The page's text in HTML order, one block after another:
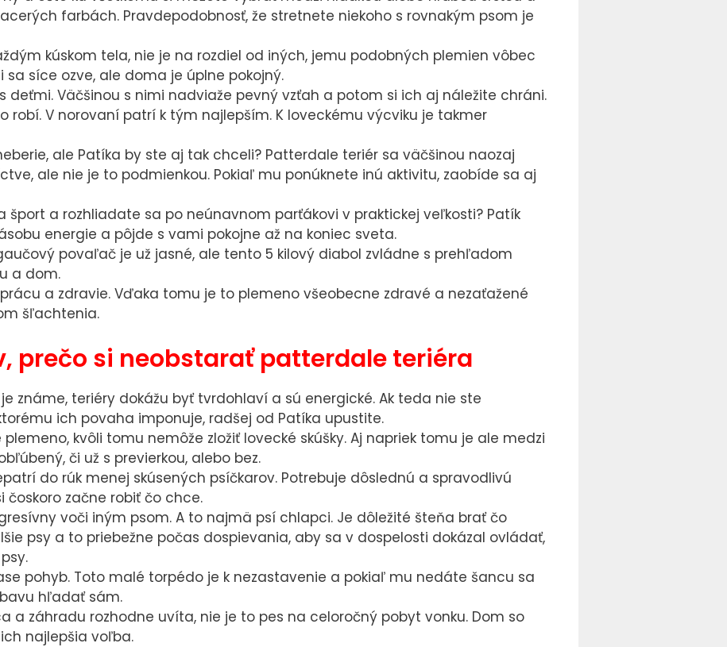
farbách. Pravdepodobnosť, že stretnete niekoho s rovnakým psom je
kúskom tela, nie je na rozdiel od iných, jemu podobných plemien vôbec
sa síce ozve, ale doma je úplne pokojný.
deťmi. Väčšinou s nimi nadviaže pevný vzťah a potom si ich aj náležite chráni.
robí. V norovaní patrí k tým najlepším. K loveckému výcviku je takmer
ale Patíka by ste aj tak chceli? Patterdale teriér sa väčšinou naozaj
ale nie je to podmienkou. Pokiaľ mu ponúknete inú aktivitu, zaobíde sa aj
šport a rozhliadate sa po neúnavnom parťákovi v praktickej veľkosti? Patík
energie a pôjde s vami pokojne až na koniec sveta.
povaľač je už jasné, ale tento 5 kilový diabol zvládne s prehľadom
a dom.
a zdravie. Vďaka tomu je to plemeno všeobecne zdravé a nezaťažené
šľachtenia.
prečo si neobstarať patterdale teriéra
známe, teriéry dokážu byť tvrdohlaví a sú energické. Ak teda nie ste
ich povaha imponuje, radšej od Patíka upustite.
kvôli tomu nemôže zložiť lovecké skúšky. Aj napriek tomu je ale medzi
či už s previerkou, alebo bez.
do rúk menej skúsených psíčkarov. Potrebuje dôslednú a spravodlivú
čoskoro začne robiť čo chce.
voči iným psom. A to najmä psí chlapci. Je dôležité šteňa brať čo
psy a to priebežne počas dospievania, aby sa v dospelosti dokázal ovládať,
pohyb. Toto malé torpédo je k nezastavenie a pokiaľ mu nedáte šancu sa
hľadať sám.
a záhradu rozhodne uvíta, nie je to pes na celoročný pobyt vonku. Dom so
najlepšia voľba.
stránkou.
na to, aby
sme Vám na
stránke mohli
zobrazovať
relevantné
informácie
odporúčané
články).
Marketingové
cookies
cookies
používame
predovšetkým
preto, aby sme
Vám mohli
zobrazovať
reklamy
Vaše záujmy,
ktoré Vás
obťažovať.
týchto cookies